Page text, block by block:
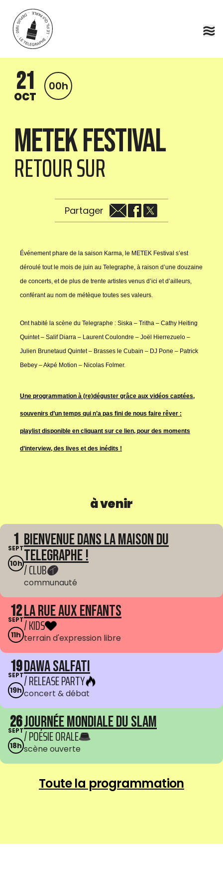
Aller au contenu principal
21
OCT
00h
METEK FESTIVAL
RETOUR SUR
Partager
Événement phare de la saison Karma, le METEK Festival s’est
déroulé tout le mois de juin au Telegraphe, à raison d’une douzaine
de concerts, et de plus de trente artistes venus d’ici et d’ailleurs,
conférant au nom de métèque toutes ses valeurs.
Ont habité la scène du Telegraphe : Siska – Tritha – Cathy Heiting
Quintet – Salif Diarra – Laurent Coulondre – Joël Hierrezuelo –
Julien Brunetaud Quintet – Brasses le Cubain – DJ Pone – Patrick
Bebey – Akpé Motion – Nicolas Folmer.
Une programmation à (re)déguster grâce aux vidéos captées,
souvenirs d’un temps qui n’a pas fini de nous faire rêver :
playlist disponible en cliquant sur ce lien, pour des moments
d’interview, des lives et des inédits !
à venir
1
SEPT
10h
Bienvenue dans La Maison du
Telegraphe !
/ CLUB
communauté
12
SEPT
11h
La Rue aux enfants
/ KIDS
terrain d'expression libre
19
SEPT
19h
Dawa Salfati
/ RELEASE PARTY
concert & débat
26
SEPT
18h
Journée mondiale du Slam
/ POÉSIE ORALE
scène ouverte
Toute la programmation